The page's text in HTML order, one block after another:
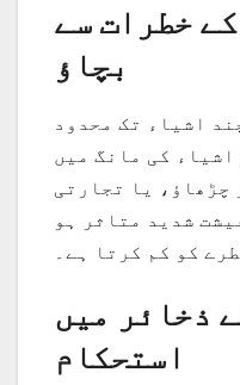
خطرات سے
بچاؤ
اشیاء تک محدود
کی مانگ میں
چڑھاؤ، یا تجارتی
شدید متاثر ہو
کو کم کرتا ہے۔
ذخائر میں
استحکام